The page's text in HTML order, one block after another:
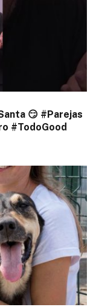
😏 #Parejas
#TodoGood